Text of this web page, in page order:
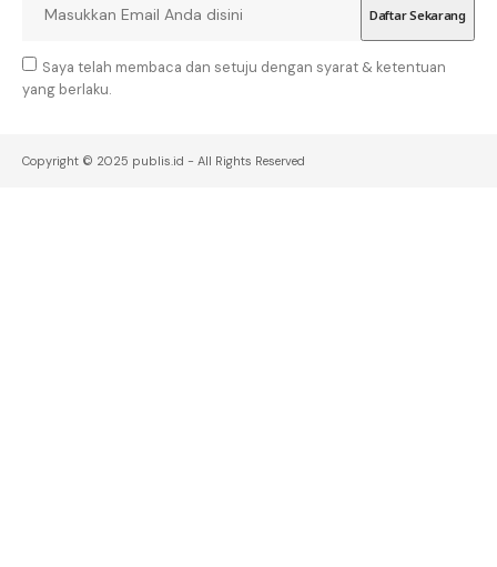
Saya telah membaca dan setuju dengan syarat & ketentuan
yang berlaku.
Copyright © 2025 publis.id - All Rights Reserved